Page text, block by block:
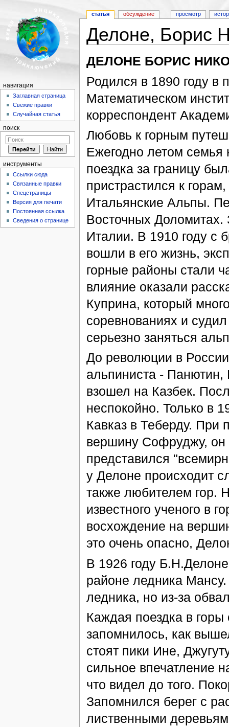
Делоне, Борис
ДЕЛОНЕ БОРИС
Родился в 1890 году в
Математическом
корреспондент
Любовь к горным
Ежегодно летом
поездка за границу
пристрастился к
Итальянские Альпы.
Восточных Доломитах.
Италии. В 1910 году с
вошли в его жизнь,
горные районы стали
влияние оказали
Куприна, который
соревнованиях и
серьезно заняться
До революции в
альпиниста - Панютин,
взошел на Казбек.
неспокойно. Только в
Кавказ в Теберду. При
вершину Софруджу, он
представился
у Делоне происходит
также любителем гор.
известного ученого в
восхождение на
это очень опасно,
В 1926 году
районе ледника
ледника, но из-за
Каждая поездка в
запомнилось, как
стоят пики Ине,
сильное впечатление
что видел до того.
Запомнился берег с
лиственными
статья обсуждение просмотр
навигация
Заглавная страница
Свежие правки
Случайная статья
поиск
инструменты
Ссылки сюда
Связанные правки
Спецстраницы
Версия для печати
Постоянная ссылка
Сведения о странице